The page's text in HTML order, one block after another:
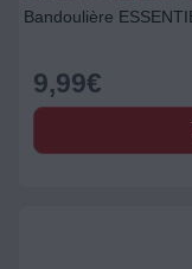
Bandoulière
9,99€